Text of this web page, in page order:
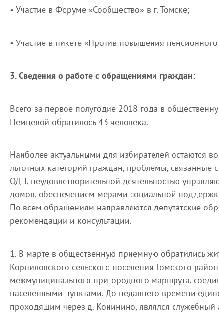
• Участие в Форуме «Сообщество» в г. Томске;
• Участие в пикете «Против повышения пенсионного
3. Сведения о работе с обращениями граждан:
Всего за первое полугодие 2018 года в
Немцевой обратилось 43 человека.
Наиболее актуальными для избирателей остаются
льготных категорий граждан, проблемы,
ОДН, неудовлетворительной деятельностью
домов, обеспечением мерами социальной
По всем обращениям направляются депутатские
рекомендации и консультации.
1. В марте в общественную приемную обратились
Корниловского сельского поселения Томского
межмуниципального пригородного маршрута,
населенными пунктами. До недавнего времени
проходящим через д. Конинино, являлся служебный